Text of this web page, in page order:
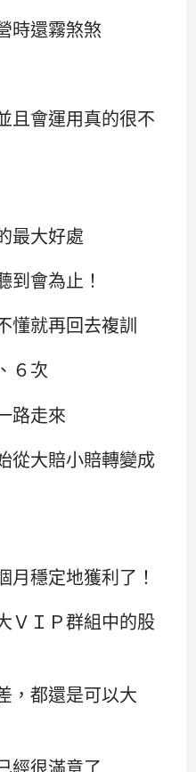
時還霧煞煞
且會運用真的很不
最大好處
到會為止！
懂就再回去複訓
６次
路走來
從大賠小賠轉變成
月穩定地獲利了！
ＶＩＰ群組中的股
，都還是可以大